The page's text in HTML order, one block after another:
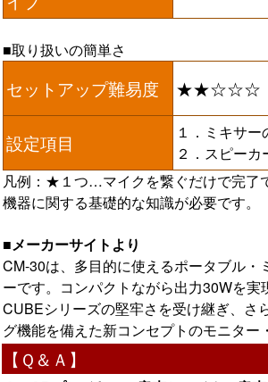
■取り扱いの簡単さ
セットアップ難易度 ★★☆☆☆
設定項目
１．ミキサ
２．スピー
凡例：★１つ…マイクを繋ぐだけで完
機器に関する基礎的な知識が必要です。
■メーカーサイトより
CM-30は、多目的に使えるポータブル・
ーです。コンパクトながら出力30Wを実
CUBEシリーズの堅牢さを受け継ぎ、さ
グ機能を備えた新コンセプトのモニター
【Ｑ＆Ａ】